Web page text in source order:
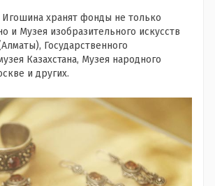
Игошина хранят фонды не только
и Музея изобразительного искусств
Государственного
Казахстана, Музея народного
и других.